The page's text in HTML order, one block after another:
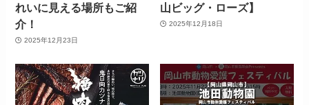
れいに見える場所もご紹
介！
2025年12月23日
山ビッグ・ローズ】
2025年12月18日